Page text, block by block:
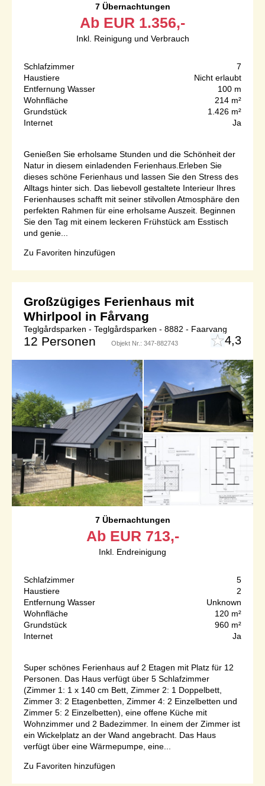
7 Übernachtungen
Ab EUR 1.356,-
Inkl. Reinigung und Verbrauch
Schlafzimmer
7
Haustiere
Nicht erlaubt
Entfernung Wasser
100 m
Wohnfläche
214 m²
Grundstück
1.426 m²
Internet
Ja
Genießen Sie erholsame Stunden und die Schönheit der
Natur in diesem einladenden Ferienhaus.Erleben Sie
dieses schöne Ferienhaus und lassen Sie den Stress des
Alltags hinter sich. Das liebevoll gestaltete Interieur Ihres
Ferienhauses schafft mit seiner stilvollen Atmosphäre den
perfekten Rahmen für eine erholsame Auszeit. Beginnen
Sie den Tag mit einem leckeren Frühstück am Esstisch
und genie...
Zu Favoriten hinzufügen
Großzügiges Ferienhaus mit
Whirlpool in Fårvang
Teglgårdsparken - Teglgårdsparken - 8882 - Faarvang
12 Personen Objekt Nr.: 347-882743 4,3
7 Übernachtungen
Ab EUR 713,-
Inkl. Endreinigung
Schlafzimmer
5
Haustiere
2
Entfernung Wasser
Unknown
Wohnfläche
120 m²
Grundstück
960 m²
Internet
Ja
Super schönes Ferienhaus auf 2 Etagen mit Platz für 12
Personen. Das Haus verfügt über 5 Schlafzimmer
(Zimmer 1: 1 x 140 cm Bett, Zimmer 2: 1 Doppelbett,
Zimmer 3: 2 Etagenbetten, Zimmer 4: 2 Einzelbetten und
Zimmer 5: 2 Einzelbetten), eine offene Küche mit
Wohnzimmer und 2 Badezimmer. In einem der Zimmer ist
ein Wickelplatz an der Wand angebracht. Das Haus
verfügt über eine Wärmepumpe, eine...
Zu Favoriten hinzufügen